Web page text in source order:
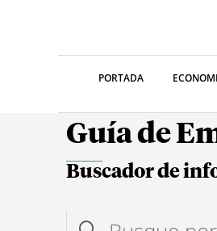
PORTADA
Guía de
Buscador de